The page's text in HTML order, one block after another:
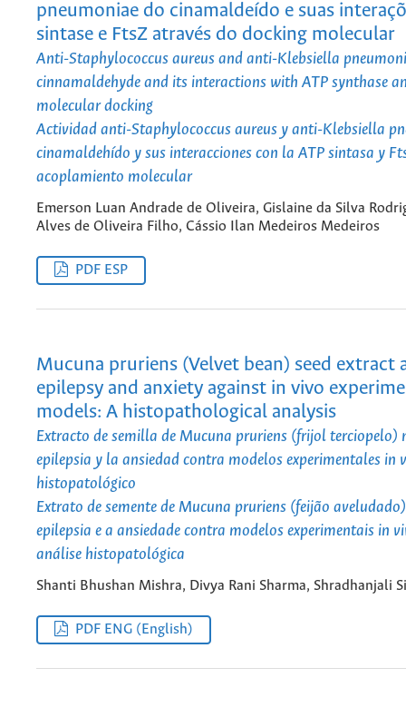
pneumoniae do cinamaldeído e suas
sintase e FtsZ através do docking molecular
Anti-Staphylococcus aureus and anti-Klebsiella
cinnamaldehyde and its interactions with ATP synthase
molecular docking
Actividad anti-Staphylococcus aureus y anti-Klebsiella
cinamaldehído y sus interacciones con la ATP sintasa y
acoplamiento molecular
Emerson Luan Andrade de Oliveira, Gislaine da Silva
Alves de Oliveira Filho, Cássio Ilan Medeiros Medeiros
PDF ESP
Mucuna pruriens (Velvet bean) seed extract
epilepsy and anxiety against in vivo
models: A histopathological analysis
Extracto de semilla de Mucuna pruriens (frijol terciopelo)
epilepsia y la ansiedad contra modelos experimentales in
histopatológico
Extrato de semente de Mucuna pruriens (feijão
epilepsia e a ansiedade contra modelos experimentais in
análise histopatológica
Shanti Bhushan Mishra, Divya Rani Sharma, Shradhanjali
PDF ENG (English)